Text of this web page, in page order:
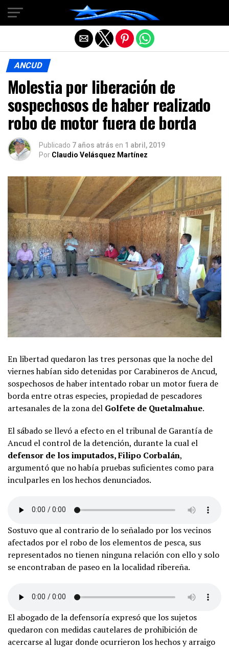
ANCUD
Molestia por liberación de
sospechosos de haber realizado
robo de motor fuera de borda
Publicado 7 años atrás en 1 abril, 2019
Por Claudio Velásquez Martínez
En libertad quedaron las tres personas que la noche del
viernes habían sido detenidas por Carabineros de Ancud,
sospechosos de haber intentado robar un motor fuera de
borda entre otras especies, propiedad de pescadores
artesanales de la zona del Golfete de Quetalmahue.
El sábado se llevó a efecto en el tribunal de Garantía de
Ancud el control de la detención, durante la cual el
defensor de los imputados, Filipo Corbalán,
argumentó que no había pruebas suficientes como para
inculparles en los hechos denunciados.
Sostuvo que al contrario de lo señalado por los vecinos
afectados por el robo de los elementos de pesca, sus
representados no tienen ninguna relación con ello y solo
se encontraban de paseo en la localidad ribereña.
El abogado de la defensoría expresó que los sujetos
quedaron con medidas cautelares de prohibición de
acercarse al lugar donde ocurrieron los hechos y arraigo
Salir de la versión móvil